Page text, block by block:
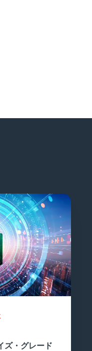
ズ・グレード